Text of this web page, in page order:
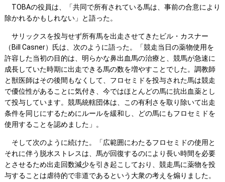
TOBAの役員は、「共同で所有されている馬は、事前の合意により
除かれるかもしれない」と語った。
サリックスを投与せず所有馬を出走させてきたビル・カスナー
（Bill Casner）氏は、次のように語った。「競走当日の薬物使用を
許容した当初の目的は、明らかな鼻出血馬の治療と、競馬が急速に
成長していた時期に出走できる馬の数を増やすことでした。調教師
と獣医師はその後間もなくして、フロセミドを投与された馬は競走
で優位性があることに気付き、今ではほとんどの馬に抗出血薬とし
て投与しています。競馬統轄団体は、この有利さを取り除いて出走
条件を同じにするためにルールを緩和し、どの馬にもフロセミドを
使用することを認めました」。
そして次のように続けた。「広範囲にわたるフロセミドの使用と
それに伴う脱水ストレスは、馬が回復するのにより長い時間を必要
とさせるため出走回数減少を引き起こしており、競走馬に薬物を投
与することは虐待的で非道であるという大衆の考えを煽りました。